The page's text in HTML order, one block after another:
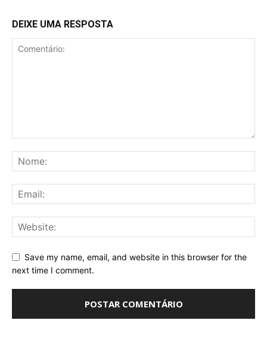
DEIXE UMA RESPOSTA
Save my name, email, and website in this browser for the
next time I comment.